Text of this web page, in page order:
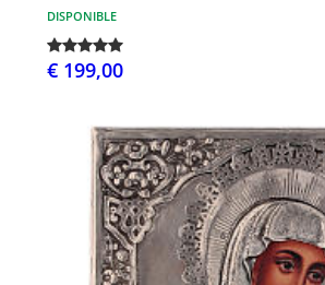
DISPONIBLE
€ 199,00